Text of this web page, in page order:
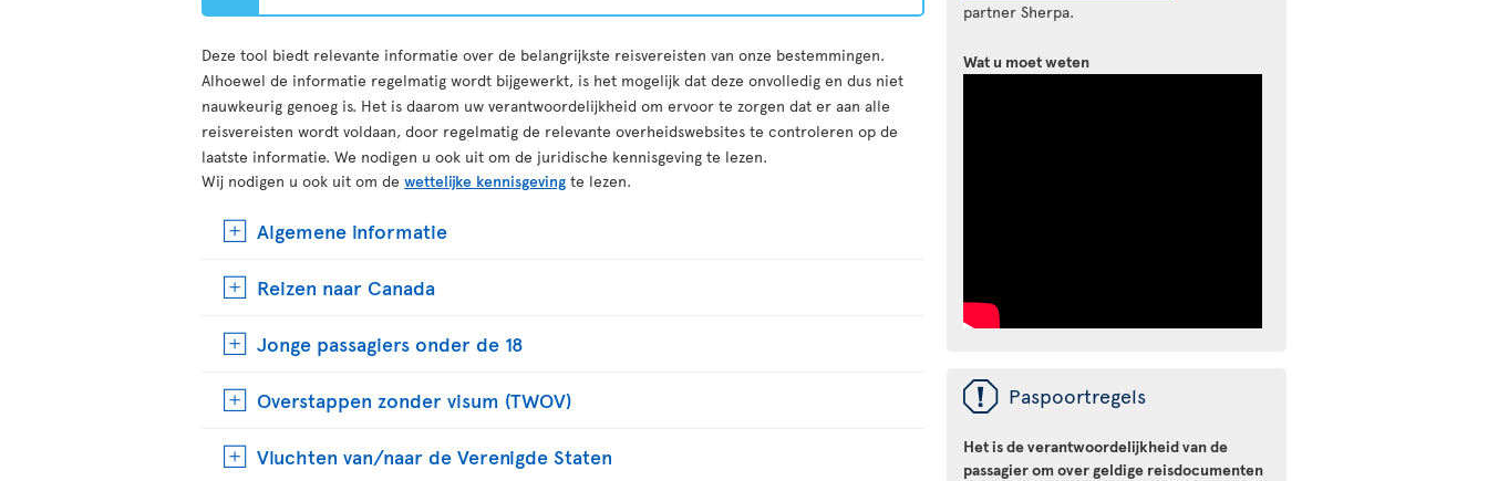
Deze tool biedt relevante informatie over de belangrijkste reisvereisten van onze bestemmingen.
Alhoewel de informatie regelmatig wordt bijgewerkt, is het mogelijk dat deze onvolledig en dus niet
nauwkeurig genoeg is. Het is daarom uw verantwoordelijkheid om ervoor te zorgen dat er aan alle
reisvereisten wordt voldaan, door regelmatig de relevante overheidswebsites te controleren op de
laatste informatie. We nodigen u ook uit om de juridische kennisgeving te lezen.
Wij nodigen u ook uit om de wettelijke kennisgeving te lezen.
Algemene informatie
Reizen naar Canada
Jonge passagiers onder de 18
Overstappen zonder visum (TWOV)
Vluchten van/naar de Verenigde Staten
partner Sherpa.
Wat u moet weten
ü Paspoortregels
Het is de verantwoordelijkheid van de
passagier om over geldige reisdocumenten